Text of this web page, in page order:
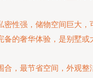
密性强，储物空间巨大，
备的奢华体验，是别墅或
合，最节省空间，外观整